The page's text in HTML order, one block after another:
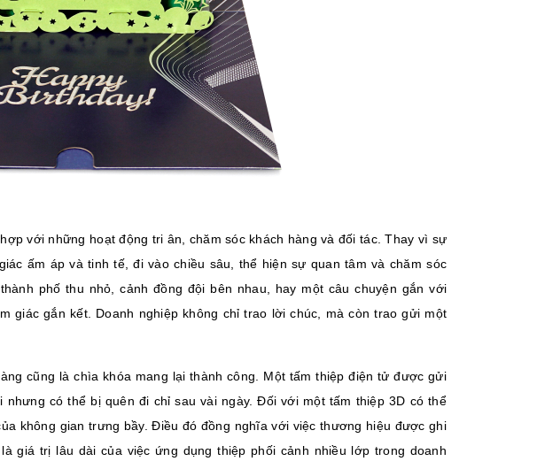
với những hoạt động tri ân, chăm sóc khách hàng và đối tác. Thay vì sự
ấm áp và tinh tế, đi vào chiều sâu, thể hiện sự quan tâm và chăm sóc
phố thu nhỏ, cảnh đồng đội bên nhau, hay một câu chuyện gắn với
giác gắn kết. Doanh nghiệp không chỉ trao lời chúc, mà còn trao gửi một
cũng là chìa khóa mang lại thành công. Một tấm thiệp điện tử được gửi
có thể bị quên đi chỉ sau vài ngày. Đối với một tấm thiệp 3D có thể
không gian trưng bầy. Điều đó đồng nghĩa với việc thương hiệu được ghi
giá trị lâu dài của việc ứng dụng thiệp phối cảnh nhiều lớp trong doanh